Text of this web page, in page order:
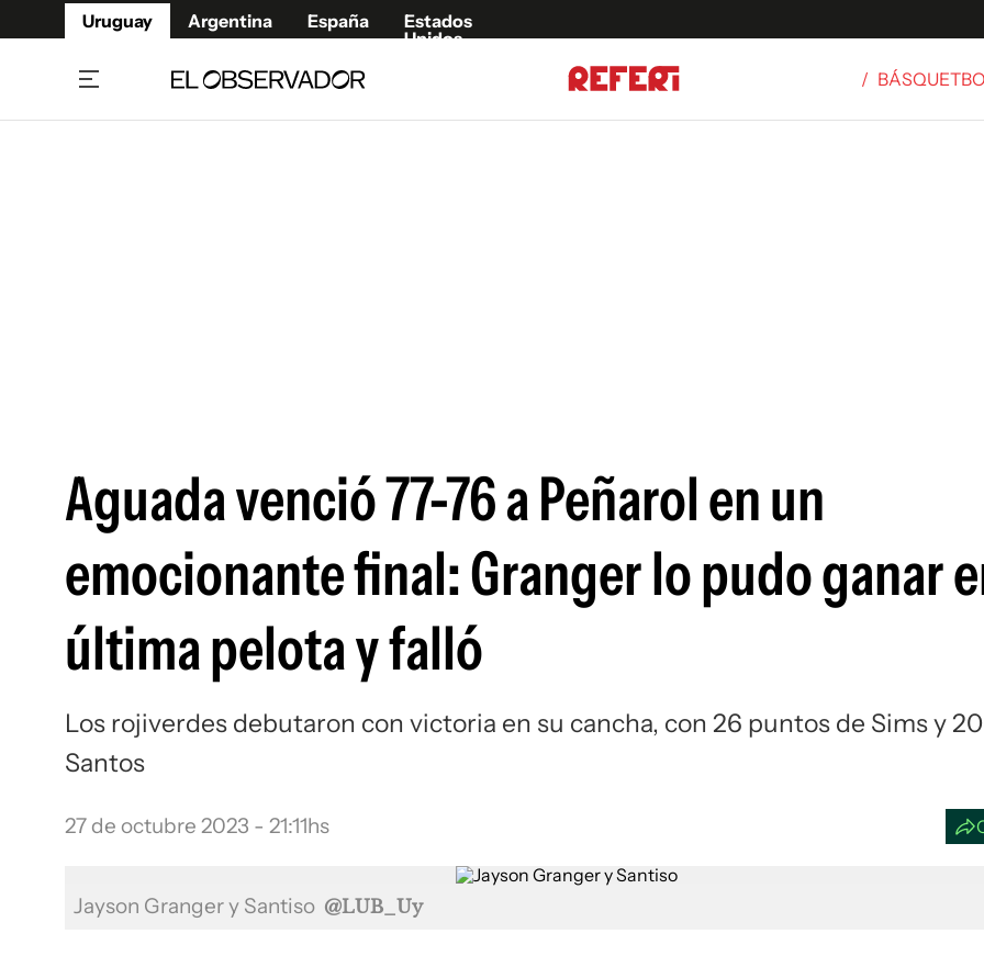
Uruguay Argentina España
Estados
Unidos
/
Aguada venció 77-76 a Peñarol en un
emocionante final: Granger lo pudo ganar
última pelota y falló
Los rojiverdes debutaron con victoria en su cancha, con 26 puntos de Sims y
Santos
27 de octubre 2023 - 21:11hs
Jayson Granger y Santiso @LUB_Uy